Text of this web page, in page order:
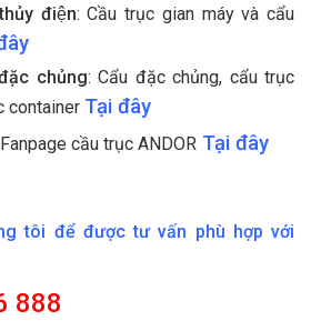
điện: Cầu trục gian máy và cẩu
chủng: Cẩu đặc chủng, cẩu trục
container Tại đây
cầu trục ANDOR Tại đây
tôi để được tư vấn phù hợp với
888